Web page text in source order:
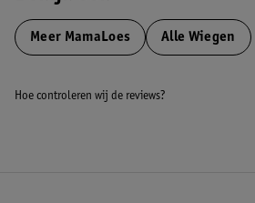
Veiligheidswaarschuwing:
Contactgegevens:
Modrzejewo 48
Meer MamaLoes Alle Wiegen
Hoe controleren wij de reviews?